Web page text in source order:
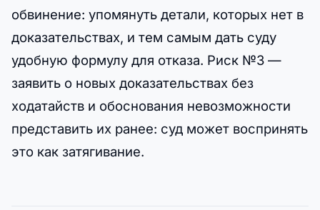
обвинение: упомянуть детали, которых нет в
доказательствах, и тем самым дать суду
удобную формулу для отказа. Риск №3 —
заявить о новых доказательствах без
ходатайств и обоснования невозможности
представить их ранее: суд может воспринять
это как затягивание.